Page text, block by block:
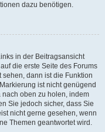
dazu benötigen.
in der Beitragsansicht
die erste Seite des Forums
dann ist die Funktion
ist nicht genügend
nach oben zu holen, indem
Sie jedoch sicher, dass Sie
nicht gerne gesehen, wenn
Themen geantwortet wird.